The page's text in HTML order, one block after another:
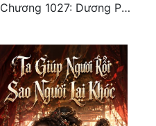
Chương 1027: Dương Phàm! Viễn Hàng!